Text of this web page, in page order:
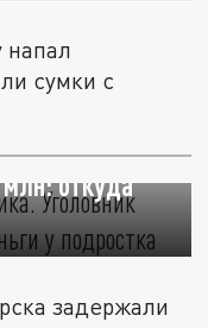
напал
сумки с
млн: откуда
задержали